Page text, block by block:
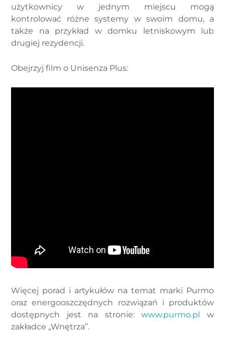
użytkownicy w jednym miejscu mogą
kontrolować różne systemy w swoim domu, a
także na przykład w domku letniskowym lub
drugiej rezydencji.
Obejrzyj film o Unisenza Plus:
Więcej porad i artykułów na temat marki Purmo
oraz energooszczędnych rozwiązań i produktów
dostępnych jest na stronie:www.purmo.pl
w
zakładce „Wnętrza”.